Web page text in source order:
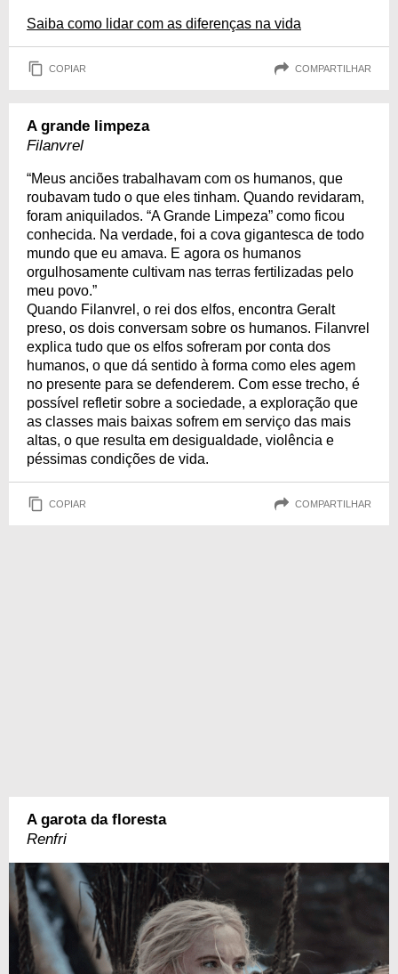
Saiba como lidar com as diferenças na vida
COPIAR COMPARTILHAR
A grande limpeza
Filanvrel
“Meus anciões trabalhavam com os humanos, que
roubavam tudo o que eles tinham. Quando revidaram,
foram aniquilados. “A Grande Limpeza” como ficou
conhecida. Na verdade, foi a cova gigantesca de todo
mundo que eu amava. E agora os humanos
orgulhosamente cultivam nas terras fertilizadas pelo
meu povo.”
Quando Filanvrel, o rei dos elfos, encontra Geralt
preso, os dois conversam sobre os humanos. Filanvrel
explica tudo que os elfos sofreram por conta dos
humanos, o que dá sentido à forma como eles agem
no presente para se defenderem. Com esse trecho, é
possível refletir sobre a sociedade, a exploração que
as classes mais baixas sofrem em serviço das mais
altas, o que resulta em desigualdade, violência e
péssimas condições de vida.
COPIAR COMPARTILHAR
A garota da floresta
Renfri